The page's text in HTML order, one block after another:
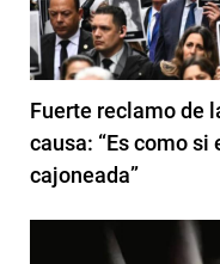
Fuerte reclamo de
causa: “Es como
cajoneada”